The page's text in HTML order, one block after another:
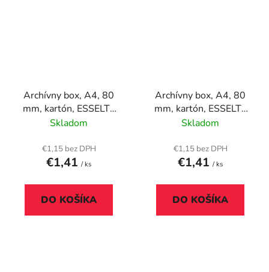
Archívny box, A4, 80
mm, kartón, ESSELTE
"Boxycolor", modrý
Skladom
€1,15 bez DPH
€1,41 / ks
DO KOŠÍKA
Archívny box, A4, 80
mm, kartón, ESSELTE
"Boxycolor", zelený
Skladom
€1,15 bez DPH
€1,41 / ks
DO KOŠÍKA